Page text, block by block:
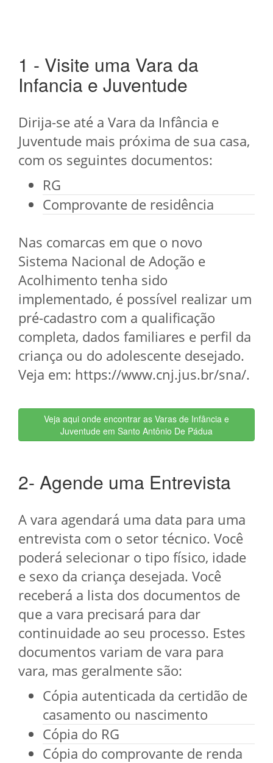
1 - Visite uma Vara da
Infancia e Juventude
Dirija-se até a Vara da Infância e
Juventude mais próxima de sua casa,
com os seguintes documentos:
RG
Comprovante de residência
Nas comarcas em que o novo
Sistema Nacional de Adoção e
Acolhimento tenha sido
implementado, é possível realizar um
pré-cadastro com a qualificação
completa, dados familiares e perfil da
criança ou do adolescente desejado.
Veja em: https://www.cnj.jus.br/sna/.
Veja aqui onde encontrar as Varas de Infância e
Juventude em Santo Antônio De Pádua
2- Agende uma Entrevista
A vara agendará uma data para uma
entrevista com o setor técnico. Você
poderá selecionar o tipo físico, idade
e sexo da criança desejada. Você
receberá a lista dos documentos de
que a vara precisará para dar
continuidade ao seu processo. Estes
documentos variam de vara para
vara, mas geralmente são:
Cópia autenticada da certidão de
casamento ou nascimento
Cópia do RG
Cópia do comprovante de renda